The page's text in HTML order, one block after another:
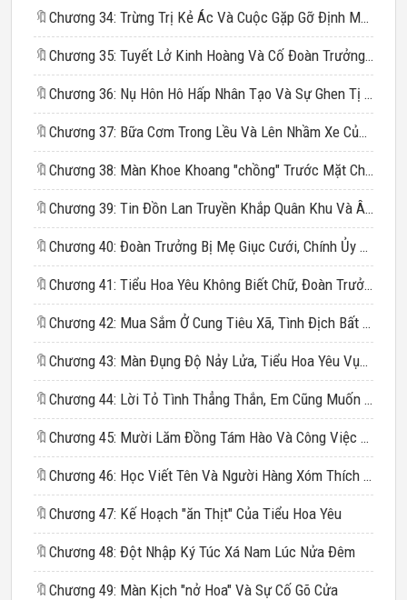
🔖 Chương 34: Trừng Trị Kẻ Ác Và Cuộc Gặp Gỡ Định Mệnh Trong Bão Tuyết
🔖 Chương 35: Tuyết Lở Kinh Hoàng Và Cố Đoàn Trưởng Leo Núi Cứu Vợ
🔖 Chương 36: Nụ Hôn Hô Hấp Nhân Tạo Và Sự Ghen Tị Của Tình Địch
🔖 Chương 37: Bữa Cơm Trong Lều Và Lên Nhầm Xe Của "chồng"
🔖 Chương 38: Màn Khoe Khoang "chồng" Trước Mặt Chính Chủ Cực Hài
🔖 Chương 39: Tin Đồn Lan Truyền Khắp Quân Khu Và Âm Mưu Của Tình Địch
🔖 Chương 40: Đoàn Trưởng Bị Mẹ Giục Cưới, Chính Ủy Ăn Đòn Oan
🔖 Chương 41: Tiểu Hoa Yêu Không Biết Chữ, Đoàn Trưởng Thắt Dây Giày
🔖 Chương 42: Mua Sắm Ở Cung Tiêu Xã, Tình Địch Bất Ngờ Xuất Hiện
🔖 Chương 43: Màn Đụng Độ Nảy Lửa, Tiểu Hoa Yêu Vụng Về Gây Họa
🔖 Chương 44: Lời Tỏ Tình Thẳng Thắn, Em Cũng Muốn Ăn Miệng Anh
🔖 Chương 45: Mười Lăm Đồng Tám Hào Và Công Việc Mới Của Tiểu Hoa Yêu
🔖 Chương 46: Học Viết Tên Và Người Hàng Xóm Thích Soi Mó
🔖 Chương 47: Kế Hoạch "ăn Thịt" Của Tiểu Hoa Yêu
🔖 Chương 48: Đột Nhập Ký Túc Xá Nam Lúc Nửa Đêm
🔖 Chương 49: Màn Kịch "nở Hoa" Và Sự Cố Gõ Cửa